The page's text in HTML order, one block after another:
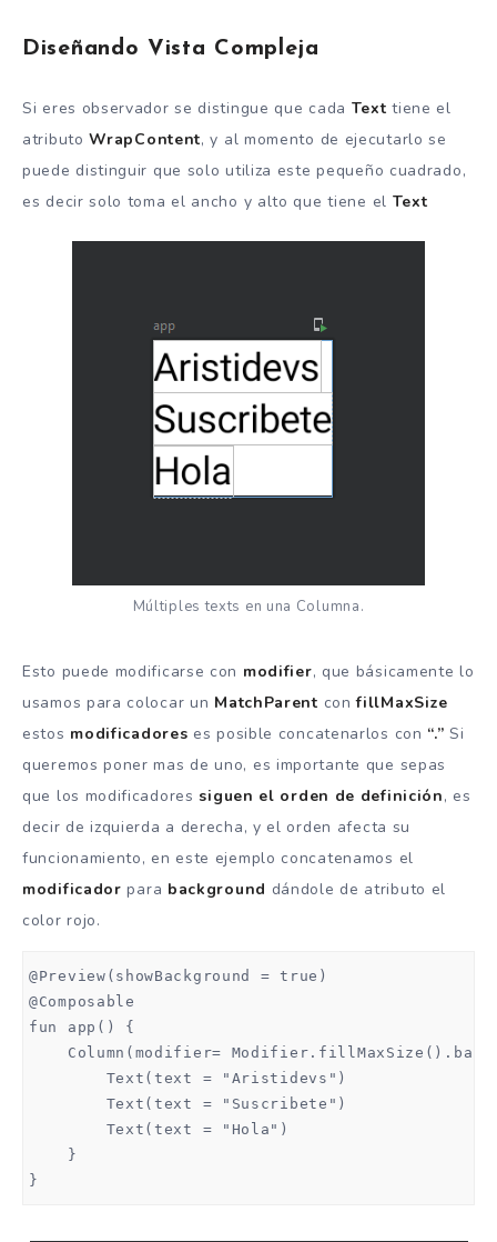
Diseñando Vista Compleja
Si eres observador se distingue que cada Texttiene el
atributoWrapContent, y al momento de ejecutarlo se
puede distinguir que solo utiliza este pequeño cuadrado,
es decir solo toma el ancho y alto que tiene el Text
Múltiples texts en una Columna.
Esto puede modificarse con modifier, que básicamente lo
usamos para colocar un MatchParent confillMaxSize
estos modificadores es posible concatenarlos con “.” Si
queremos poner mas de uno, es importante que sepas
que los modificadoressiguen el orden de definición, es
decir de izquierda a derecha, y el orden afecta su
funcionamiento, en este ejemplo concatenamos el
modificadorpara background dándole de atributo el
color rojo.
@Preview(showBackground = true)
@Composable
fun app() {
Column(modifier=
        Text(text = "Aristidevs")
        Text(text = "Suscribete")
        Text(text = "Hola")
    }
}